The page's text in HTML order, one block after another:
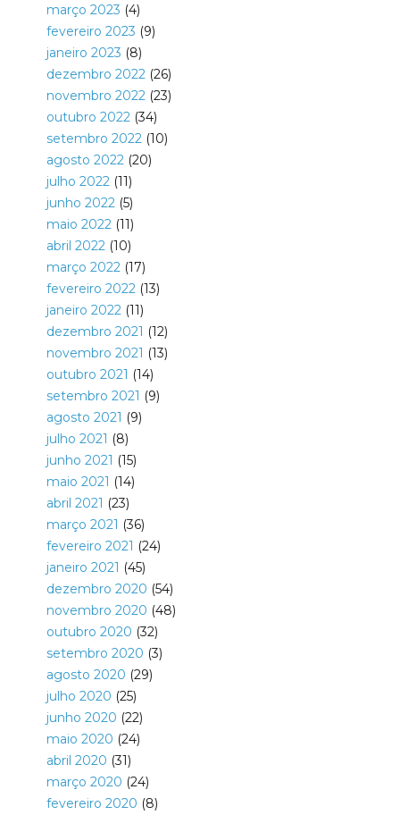
março 2023 (4)
fevereiro 2023 (9)
janeiro 2023 (8)
dezembro 2022(26)
novembro 2022(23)
outubro 2022(34)
setembro 2022(10)
agosto 2022(20)
julho 2022(11)
junho 2022(5)
maio 2022(11)
abril 2022(10)
março 2022(17)
fevereiro 2022(13)
janeiro 2022(11)
dezembro 2021 (12)
novembro 2021 (13)
outubro 2021 (14)
setembro 2021 (9)
agosto 2021 (9)
julho 2021 (8)
junho 2021 (15)
maio 2021 (14)
abril 2021 (23)
março 2021 (36)
fevereiro 2021 (24)
janeiro 2021 (45)
dezembro 2020 (54)
novembro 2020 (48)
outubro 2020 (32)
setembro 2020 (3)
agosto 2020 (29)
julho 2020 (25)
junho 2020 (22)
maio 2020 (24)
abril 2020 (31)
março 2020 (24)
fevereiro 2020 (8)